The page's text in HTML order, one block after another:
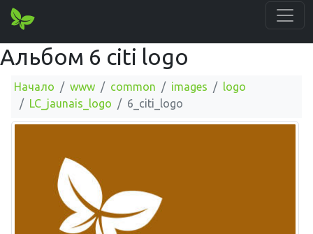
Альбом 6 citi logo
Начало www common images
logo
LC_jaunais_logo
6_citi_logo